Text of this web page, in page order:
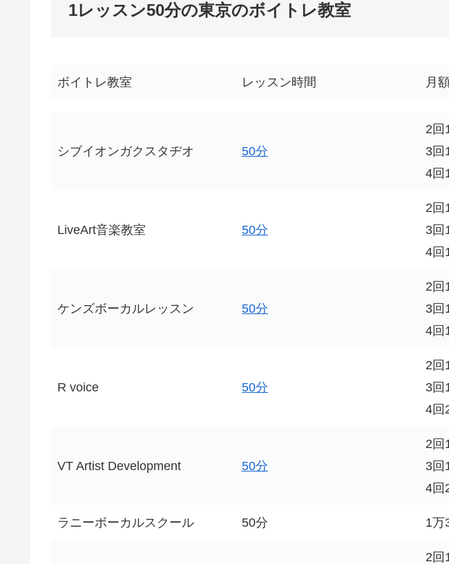
1レッスン50分の東京のボイトレ教室
ボイトレ教室 レッスン時間 月
シブイオンガクスタヂオ 50分
2回
3回
4回
LiveArt音楽教室 50分
2回
3回
4回
ケンズボーカルレッスン 50分
2回
3回
4回
R voice 50分
2回
3回
4回
VT Artist Development 50分
2回
3回
4回
ラニーボーカルスクール 50分 1万
2回